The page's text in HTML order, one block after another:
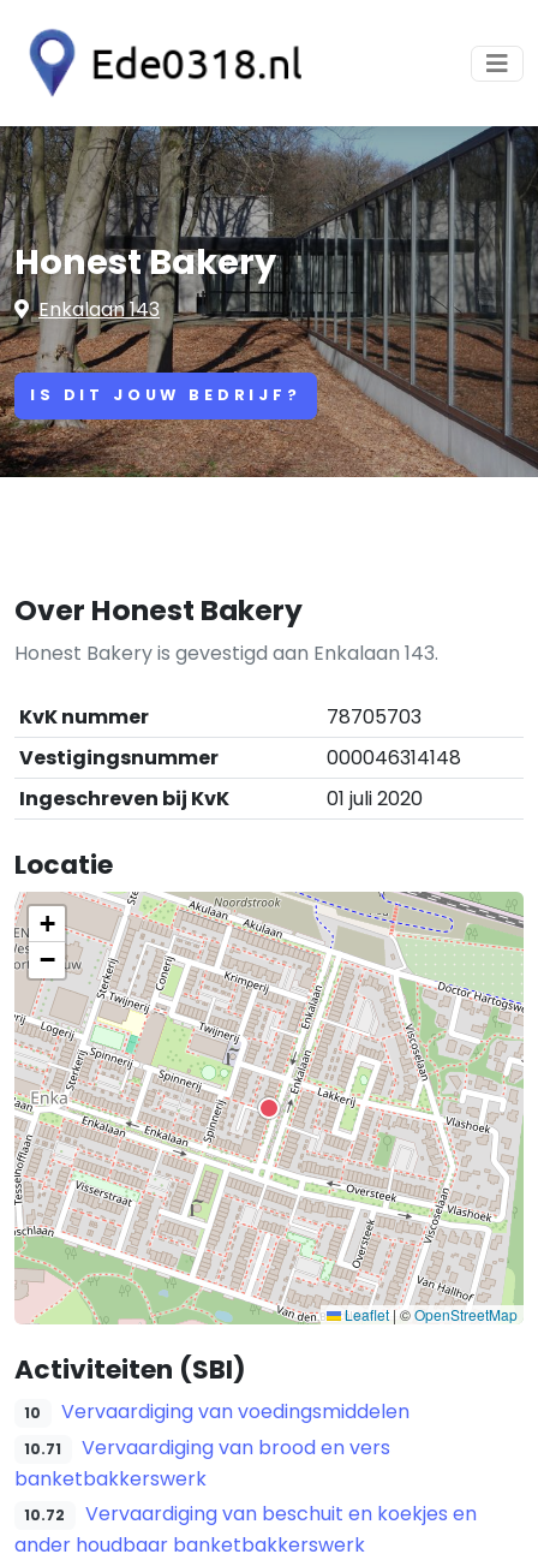
Honest Bakery
Enkalaan 143
IS DIT JOUW BEDRIJF?
Over Honest Bakery
Honest Bakery is gevestigd aan Enkalaan 143.
KvK nummer
78705703
Vestigingsnummer
000046314148
Ingeschreven bij KvK
01 juli 2020
Locatie
+
−
Leaflet |©OpenStreetMap
Activiteiten (SBI)
10 Vervaardiging van voedingsmiddelen
10.71
Vervaardiging van brood en vers
banketbakkerswerk
10.72
Vervaardiging van beschuit en koekjes en
ander houdbaar banketbakkerswerk